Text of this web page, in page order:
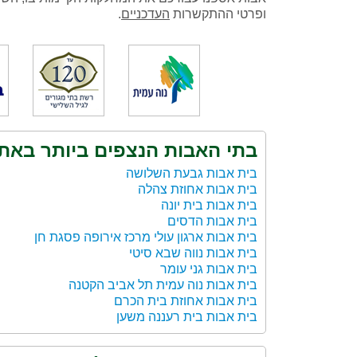
ופרטי ההתקשרות העדכניים.
בתי האבות הנצפים ביותר
בית אבות גבעת השלושה
בית אבות אחוזת צהלה
בית אבות בית יונה
בית אבות הדסים
בית אבות ארגון עולי מרכז אירופה פסגת חן
בית אבות נווה שבא סיטי
בית אבות גני עומר
בית אבות נוה עמית תל אביב הקטנה
בית אבות אחוזת בית הכרם
בית אבות בית רעננה משען